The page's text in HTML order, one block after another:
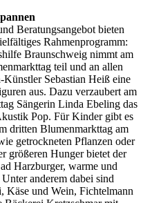
Beratungsangebot bieten
Rahmenprogramm:
Braunschweig nimmt am
teil und an allen
Künstler Sebastian Heiß eine
aus. Dazu verzaubert am
Sängerin Linda Ebeling das
Pop. Für Kinder gibt es
dritten Blumenmarkttag am
getrockneten Pflanzen oder
größeren Hunger bietet der
Harzburger, warme und
anderem dabei sind
Käse und Wein, Fichtelmann